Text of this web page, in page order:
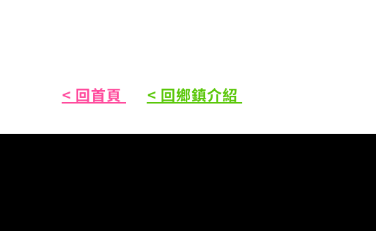
< 回鄉鎮介紹
< 回首頁